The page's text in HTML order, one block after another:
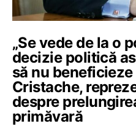
„Se vede de la o
decizie politică
să nu beneficieze
Cristache,
despre
primăvară